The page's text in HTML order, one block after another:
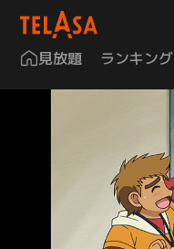
見放題 ランキング